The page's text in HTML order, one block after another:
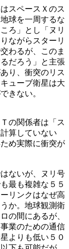
スペースＸのス
球を一周するな
ろ」とし「ヌリ
ながらスターリ
わるが、このま
だろう」と主張
り、衝突のリス
ューブ衛星は大
きない。
の関係者は「ス
算していない
め実際に衝突が
ないが、ヌリ号
最も複雑な５５
リンクはなぜ高
か。地球観測衛
の間にあるが、
業のための通信
よりも低い５０